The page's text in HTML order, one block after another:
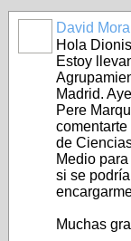
David
Hola
Estoy
Madrid.
Pere
de
Medio
si se
Muchas